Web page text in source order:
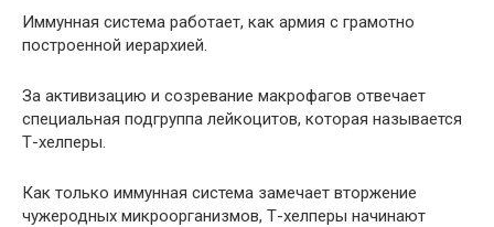
Иммунная система работает, как армия с грамотно
построенной иерархией.
За активизацию и созревание макрофагов отвечает
специальная подгруппа лейкоцитов, которая называется
Т-хелперы.
Как только иммунная система замечает вторжение
чужеродных микроорганизмов, Т-хелперы начинают